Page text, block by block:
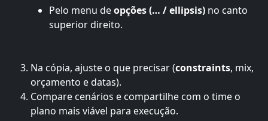
Pelo menu de opções (… / ellipsis) no canto
superior direito.
Na cópia, ajuste o que precisar (constraints, mix,
orçamento e datas).
Compare cenários e compartilhe com o time o
plano mais viável para execução.